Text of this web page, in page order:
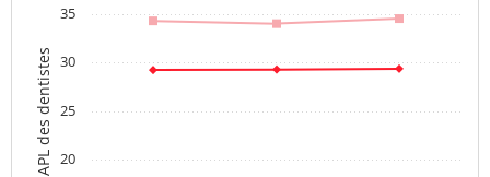
APL des dentistes 20
25
30
35